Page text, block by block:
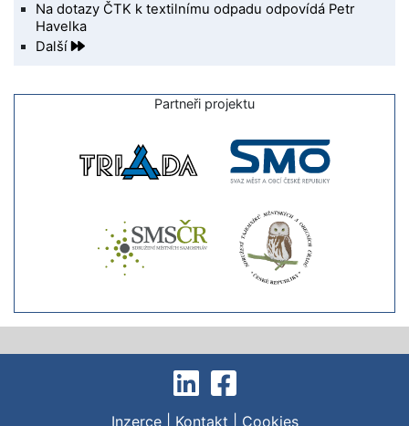
Na dotazy ČTK k textilnímu odpadu odpovídá Petr
Havelka
Další
Partneři projektu
Inzerce| Kontakt Cookies